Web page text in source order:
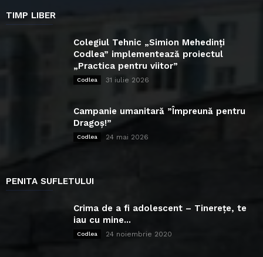
TIMP LIBER
Colegiul Tehnic „Simion Mehedinți
Codlea” implementează proiectul
„Practica pentru viitor”
Codlea 31 iulie 2026
Campanie umanitară ”Împreună pentru
Dragoș!”
Codlea 24 mai 2026
PENITA SUFLETULUI
Crima de a fi adolescent – Tinerețe, te
iau cu mine...
Codlea 24 noiembrie 2020